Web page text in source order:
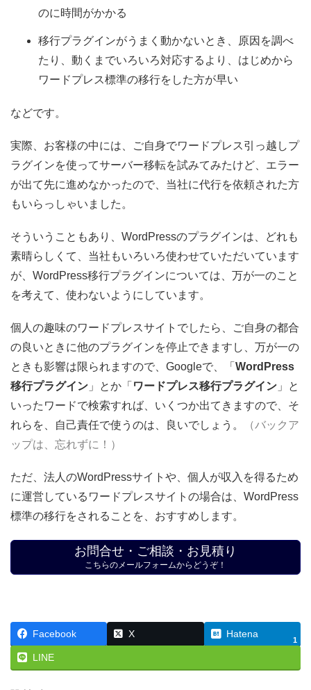
のに時間がかかる
移行プラグインがうまく動かないとき、原因を調べ
たり、動くまでいろいろ対応するより、はじめから
ワードプレス標準の移行をした方が早い
などです。
実際、お客様の中には、ご自身でワードプレス引っ越しプ
ラグインを使ってサーバー移転を試みてみたけど、エラー
が出て先に進めなかったので、当社に代行を依頼された方
もいらっしゃいました。
そういうこともあり、WordPressのプラグインは、どれも
素晴らしくて、当社もいろいろ使わせていただいています
が、WordPress移行プラグインについては、万が一のこと
を考えて、使わないようにしています。
個人の趣味のワードプレスサイトでしたら、ご自身の都合
の良いときに他のプラグインを停止できますし、万が一の
ときも影響は限られますので、Googleで、「 WordPress
移行プラグイン 」とか「 ワードプレス移行プラグイン 」と
いったワードで検索すれば、いくつか出てきますので、そ
れらを、自己責任で使うのは、良いでしょう。
（バックア
ップは、忘れずに！）
ただ、法人のWordPressサイトや、個人が収入を得るため
に運営しているワードプレスサイトの場合は、WordPress
標準の移行をされることを、おすすめします。
お問合せ・ご相談・お見積り
こちらのメールフォームからどうぞ！
Facebook X Hatena
1
LINE